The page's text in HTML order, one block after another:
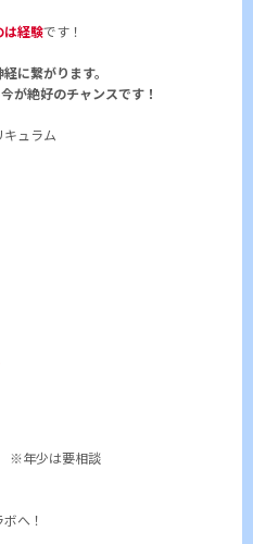
は経験です！
に繋がります。
が絶好のチャンスです！
ュラム
※年少は要相談
へ！